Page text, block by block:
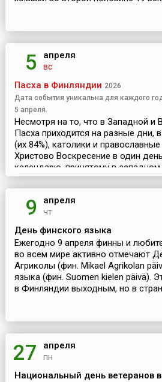
5 апреля
вс
Пасха в Финляндии 2026
Дата события уникальна для каждого
5 апреля.
Несмотря на то, что в Западной и
Пасха приходится на разные дни,
(их 84%), католики и
Христово Воскресение в один
календарю, принятому в западном
9 апреля
чт
День финского языка
Ежегодно 9 апреля финны и
во всем мире активно отмечают
Агриколы (фин. Mikael Agrikolan
языка (фин. Suomen kielen päivä).
в Финляндии выходным, но в
27 апреля
пн
Национальный день ветеранов